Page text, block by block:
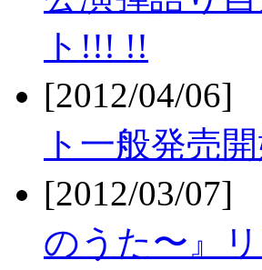
ト!!! !!
[2012/04/06]
ト一般発売
[2012/03/07]
のうた〜』